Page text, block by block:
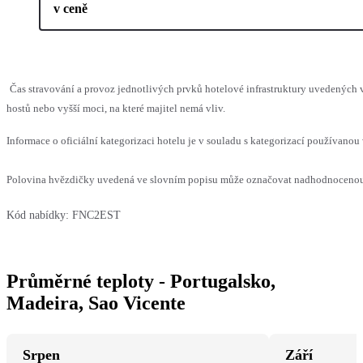
v ceně
Čas stravování a provoz jednotlivých prvků hotelové infrastruktury uvedených
hostů nebo vyšší moci, na které majitel nemá vliv.
Informace o oficiální kategorizaci hotelu je v souladu s kategorizací
Polovina hvězdičky uvedená ve slovním popisu může označovat
Kód nabídky: FNC2EST
Průměrné teploty - Portugalsko,
Madeira, Sao Vicente
Srpen Září